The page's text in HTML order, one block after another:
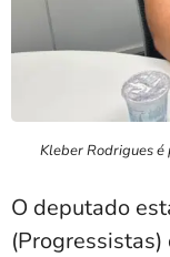
Kleber Rodrigues
O deputado